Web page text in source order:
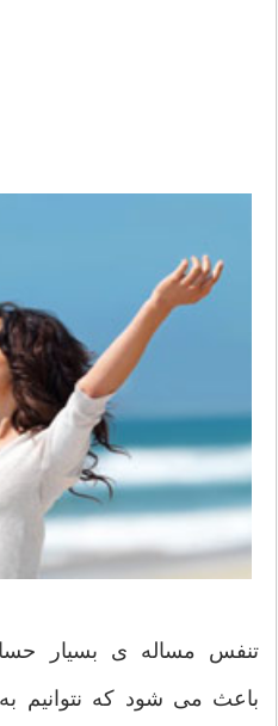
تنفس مساله ی بسیار
باعث می شود که نتوانیم